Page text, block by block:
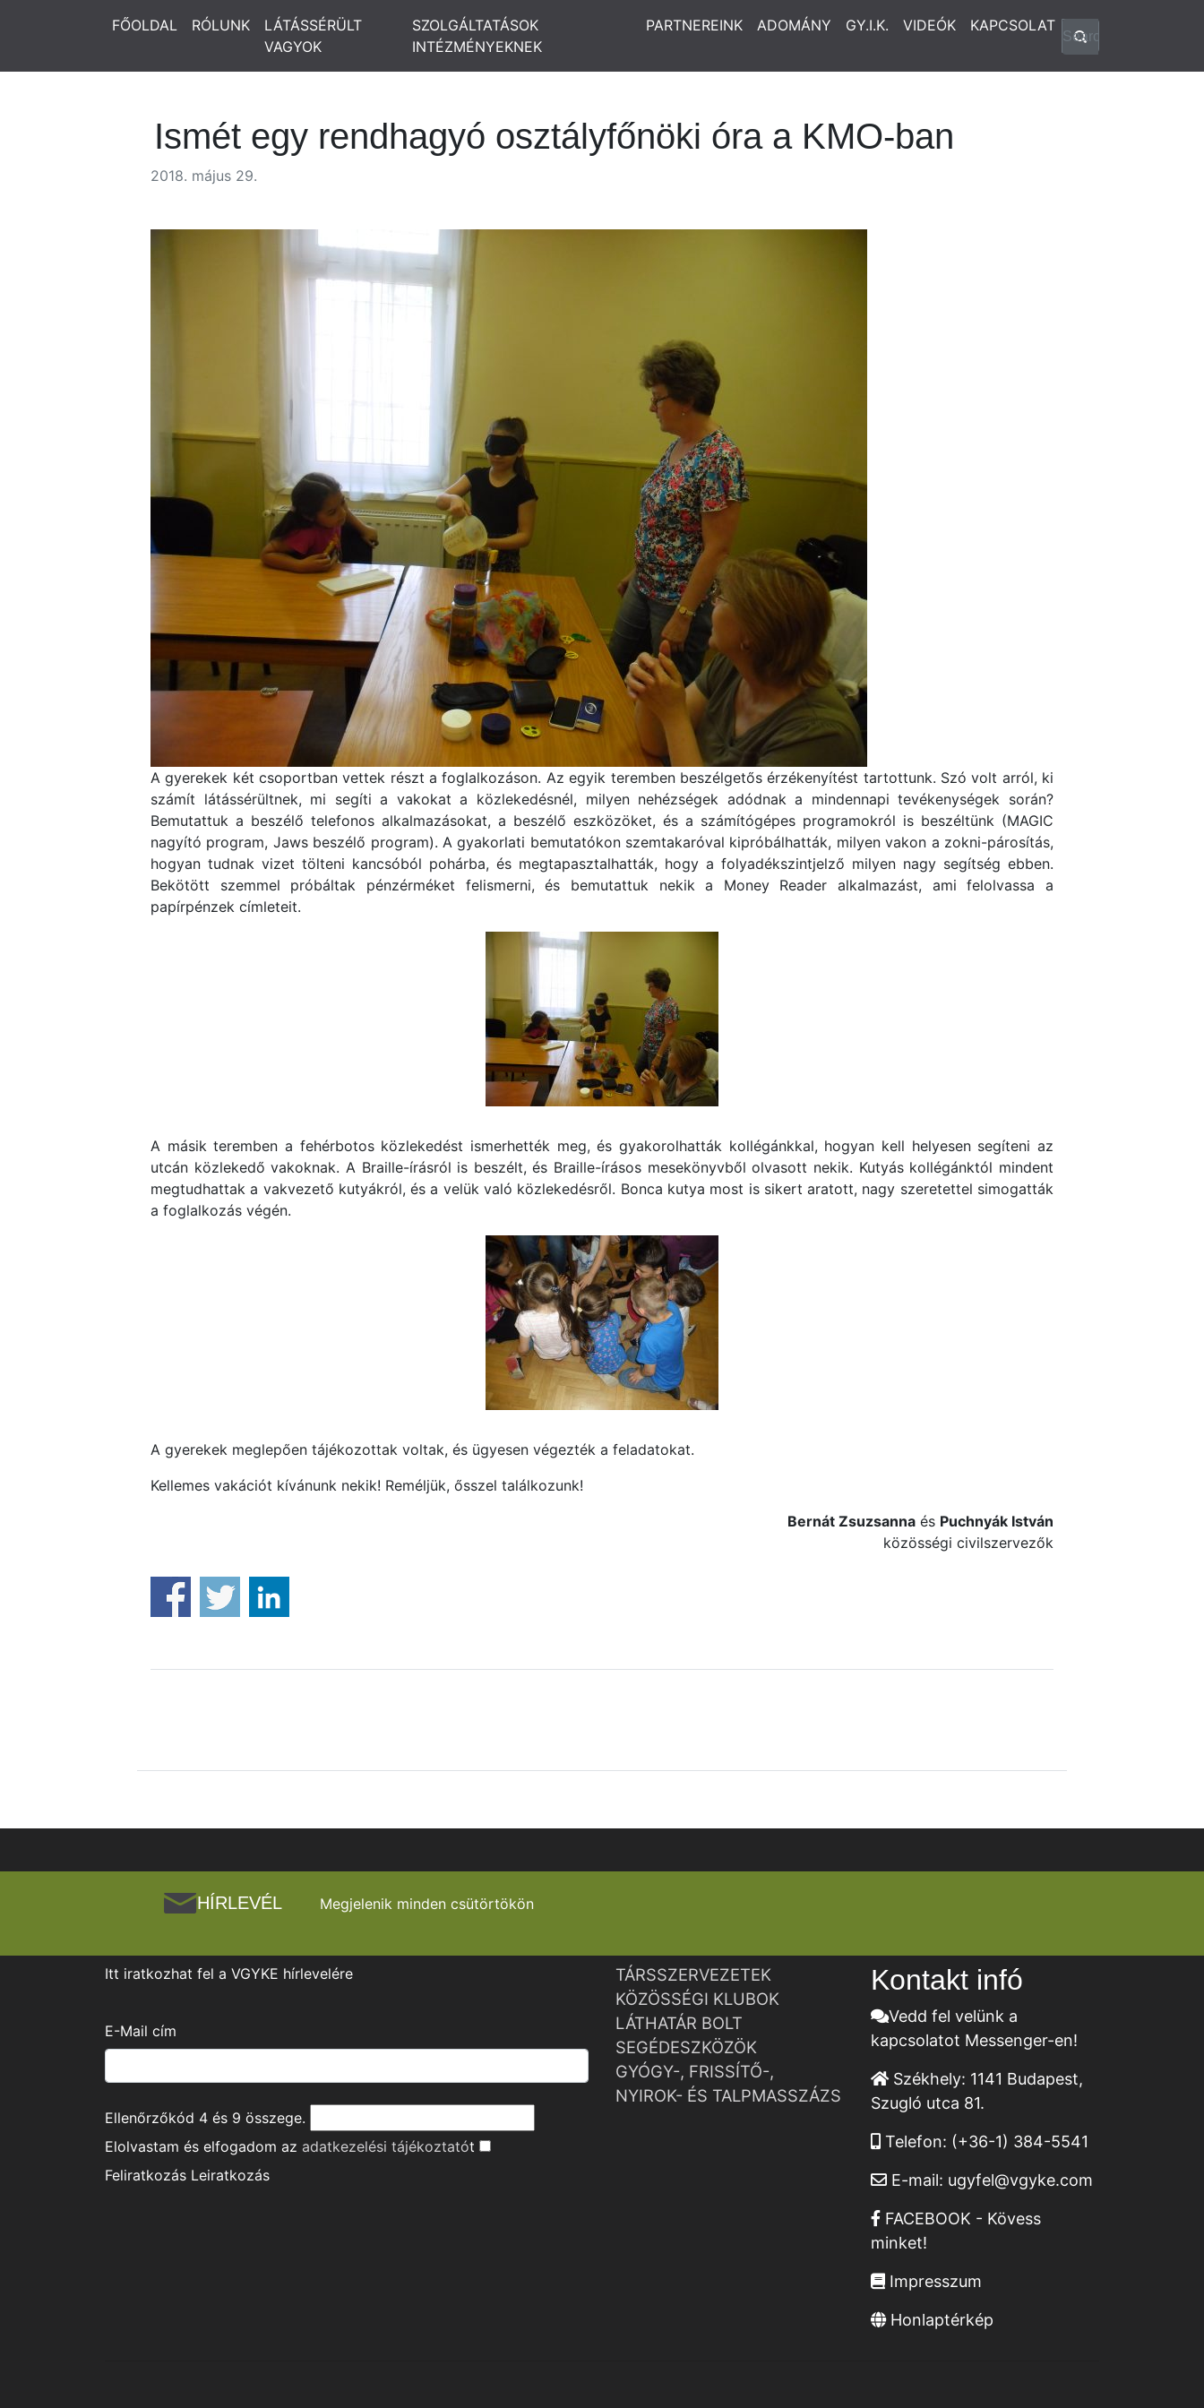
FŐOLDAL RÓLUNK
LÁTÁSSÉRÜLT
VAGYOK
SZOLGÁLTATÁSOK
INTÉZMÉNYEKNEK
PARTNEREINK ADOMÁNY GY.I.K. VIDEÓK KAPCSOLAT
Ismét egy rendhagyó osztályfőnöki óra a KMO-ban
2018. május 29.
A gyerekek két csoportban vettek részt a foglalkozáson. Az egyik teremben beszélgetős érzékenyítést tartottunk. Szó volt arról, ki
számít látássérültnek, mi segíti a vakokat a közlekedésnél, milyen nehézségek adódnak a mindennapi tevékenységek során?
Bemutattuk a beszélő telefonos alkalmazásokat, a beszélő eszközöket, és a számítógépes programokról is beszéltünk (MAGIC
nagyító program, Jaws beszélő program). A gyakorlati bemutatókon szemtakaróval kipróbálhatták, milyen vakon a zokni-párosítás,
hogyan tudnak vizet tölteni kancsóból pohárba, és megtapasztalhatták, hogy a folyadékszintjelző milyen nagy segítség ebben.
Bekötött szemmel próbáltak pénzérméket felismerni, és bemutattuk nekik a Money Reader alkalmazást, ami felolvassa a
papírpénzek címleteit.
A másik teremben a fehérbotos közlekedést ismerhették meg, és gyakorolhatták kollégánkkal, hogyan kell helyesen segíteni az
utcán közlekedő vakoknak. A Braille-írásról is beszélt, és Braille-írásos mesekönyvből olvasott nekik. Kutyás kollégánktól mindent
megtudhattak a vakvezető kutyákról, és a velük való közlekedésről. Bonca kutya most is sikert aratott, nagy szeretettel simogatták
a foglalkozás végén.
A gyerekek meglepően tájékozottak voltak, és ügyesen végezték a feladatokat.
Kellemes vakációt kívánunk nekik! Reméljük, ősszel találkozunk!
Bernát Zsuzsanna és Puchnyák István
közösségi civilszervezők
HÍRLEVÉL Megjelenik minden csütörtökön
Itt iratkozhat fel a VGYKE hírlevelére
E-Mail cím
Ellenőrzőkód 4 és 9 összege.
Elolvastam és elfogadom az adatkezelési tájékoztatót
Feliratkozás Leiratkozás
TÁRSSZERVEZETEK
KÖZÖSSÉGI KLUBOK
LÁTHATÁR BOLT
SEGÉDESZKÖZÖK
GYÓGY-, FRISSÍTŐ-,
NYIROK- ÉS TALPMASSZÁZS
Kontakt infó
Vedd fel velünk a
kapcsolatot Messenger-en!
Székhely: 1141 Budapest,
Szugló utca 81.
Telefon: (+36-1) 384-5541
E-mail: ugyfel@vgyke.com
FACEBOOK - Kövess
minket!
Impresszum
Honlaptérkép